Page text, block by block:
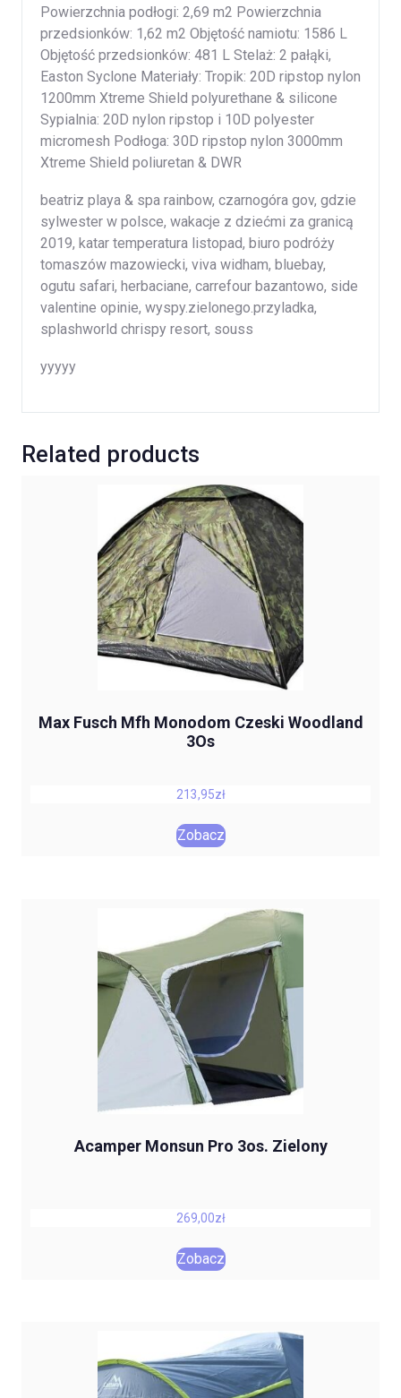
Powierzchnia podłogi: 2,69 m2 Powierzchnia
przedsionków: 1,62 m2 Objętość namiotu: 1586 L
Objętość przedsionków: 481 L Stelaż: 2 pałąki,
Easton Syclone Materiały: Tropik: 20D ripstop nylon
1200mm Xtreme Shield polyurethane & silicone
Sypialnia: 20D nylon ripstop i 10D polyester
micromesh Podłoga: 30D ripstop nylon 3000mm
Xtreme Shield poliuretan & DWR
beatriz playa & spa rainbow, czarnogóra gov, gdzie
sylwester w polsce, wakacje z dziećmi za granicą
2019, katar temperatura listopad, biuro podróży
tomaszów mazowiecki, viva widham, bluebay,
ogutu safari, herbaciane, carrefour bazantowo, side
valentine opinie, wyspy.zielonego.przyladka,
splashworld chrispy resort, souss
yyyyy
Related products
Max Fusch Mfh Monodom Czeski Woodland
3Os
213,95zł
Zobacz
Acamper Monsun Pro 3os. Zielony
269,00zł
Zobacz